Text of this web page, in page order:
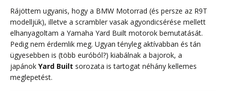
Rájöttem ugyanis, hogy a BMW Motorrad (és persze az R9T
modelljük), illetve a scrambler vasak agyondicsérése mellett
elhanyagoltam a Yamaha Yard Built motorok bemutatását.
Pedig nem érdemlik meg. Ugyan tényleg aktívabban és tán
ügyesebben is (több euróból?) kiabálnak a bajorok, a
japánok Yard Built sorozata is tartogat néhány kellemes
meglepetést.